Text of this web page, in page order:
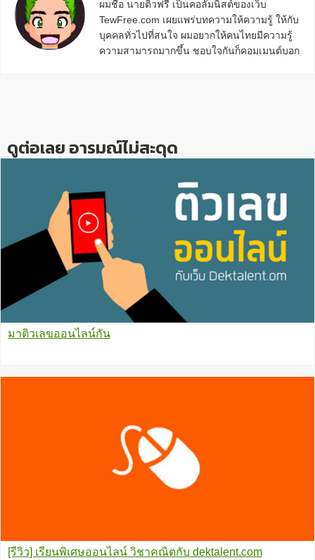
ผมชื่อ นายติวฟรี เป็นคอลัมนิสต์ของเว็บ
TewFree.com เผยแพร่บทความให้ความรู้ ให้กับ
บุคคลทั่วไปที่สนใจ ผมอยากให้คนไทยมีความรู้
ความสามารถมากขึ้น ชอบใจกันก็คอมเมนต์บอก
ดูต่อเลย อารมณ์ไม่สะดุด
มาติวเลขออนไลน์กัน
[รีวิว] เรียนพิเศษออนไลน์ วิชาคณิตกับ dektalent.com